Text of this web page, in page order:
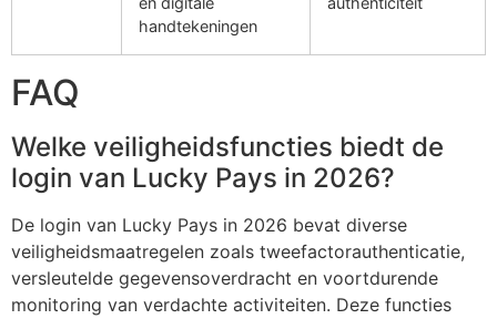
handtekeningen
FAQ
Welke veiligheidsfuncties biedt de
login van Lucky Pays in 2026?
De login van Lucky Pays in 2026 bevat diverse
veiligheidsmaatregelen zoals tweefactorauthenticatie,
versleutelde gegevensoverdracht en voortdurende
monitoring van verdachte activiteiten. Deze functies